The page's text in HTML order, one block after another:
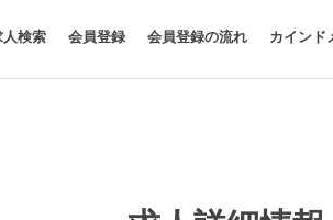
人検索 会員登録 会員登録の流れ カインド